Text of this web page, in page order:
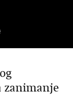
zanimanje